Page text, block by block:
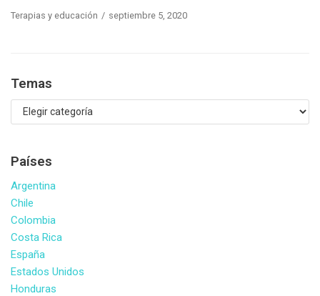
Terapias y educación septiembre 5, 2020
Temas
Países
Argentina
Chile
Colombia
Costa Rica
España
Estados Unidos
Honduras